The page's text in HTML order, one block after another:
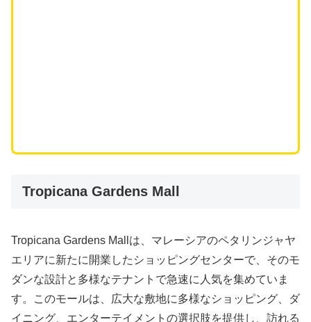
Tropicana Gardens Mall
Tropicana Gardens Mallは、マレーシアのペタリンジャヤ
エリアに新たに開業したショッピングセンターで、そのモ
ダンな設計と多様なテナントで急速に人気を集めていま
す。このモールは、広大な敷地に多様なショッピング、ダ
イニング、エンターテイメントの選択肢を提供し、訪れる